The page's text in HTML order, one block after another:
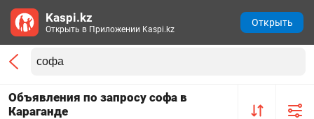
Объявления по запросу софа в
Караганде
Kaspi.kz
Открыть в Приложении Kaspi.kz
Открыть